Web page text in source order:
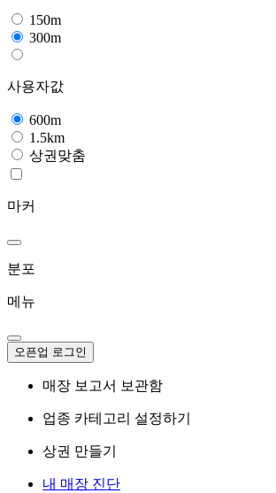
150m
300m
사용자값
600m
1.5km
상권맞춤
마커
분포
메뉴
오픈업 로그인
매장 보고서 보관함
업종 카테고리 설정하기
상권 만들기
내 매장 진단